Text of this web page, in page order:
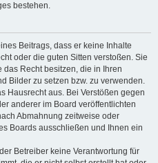
bestehen.
Beitrags, dass er keine Inhalte
oder die guten Sitten verstoßen. Sie
Recht besitzen, die in Ihren
Bilder zu setzen bzw. zu verwenden.
Hausrecht aus. Bei Verstößen gegen
anderer im Board veröffentlichten
Abmahnung zeitweise oder
Boards ausschließen und Ihnen ein
Betreiber keine Verantwortung für